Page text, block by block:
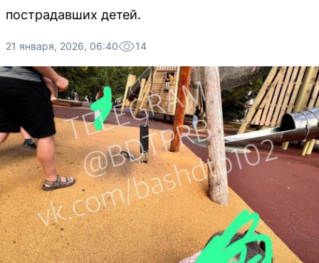
пострадавших детей.
21 января, 2026, 06:40 14